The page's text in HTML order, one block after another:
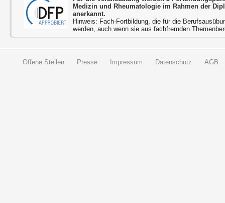
Medizin und Rheumatologie im Rahmen der
anerkannt.
Hinweis: Fach-Fortbildung, die für die
werden, auch wenn sie aus fachfremden
Offene Stellen Presse Impressum Datenschutz AGB